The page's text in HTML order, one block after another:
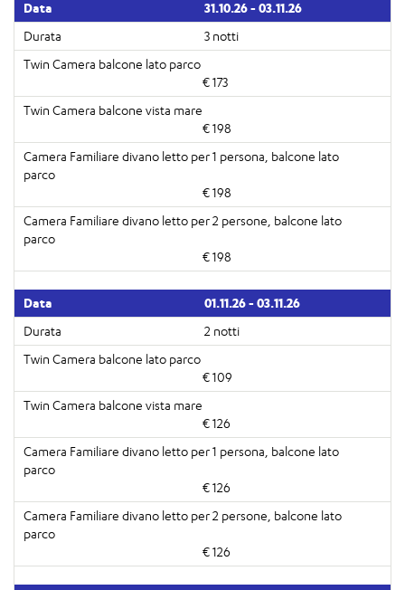
31.10.26 - 03.11.26
3 notti
€ 173
€ 198
€ 198
€ 198
01.11.26 - 03.11.26
2 notti
€ 109
€ 126
€ 126
€ 126